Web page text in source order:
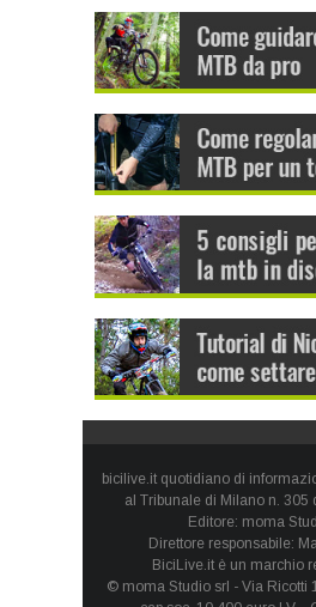
bicilive.it quotidiano di
al Tribunale di Milano n. 305
Editore: moma
Direttore responsabile:
BiciLive.it è un marchio
© moma Studio srl - Via Ricotti